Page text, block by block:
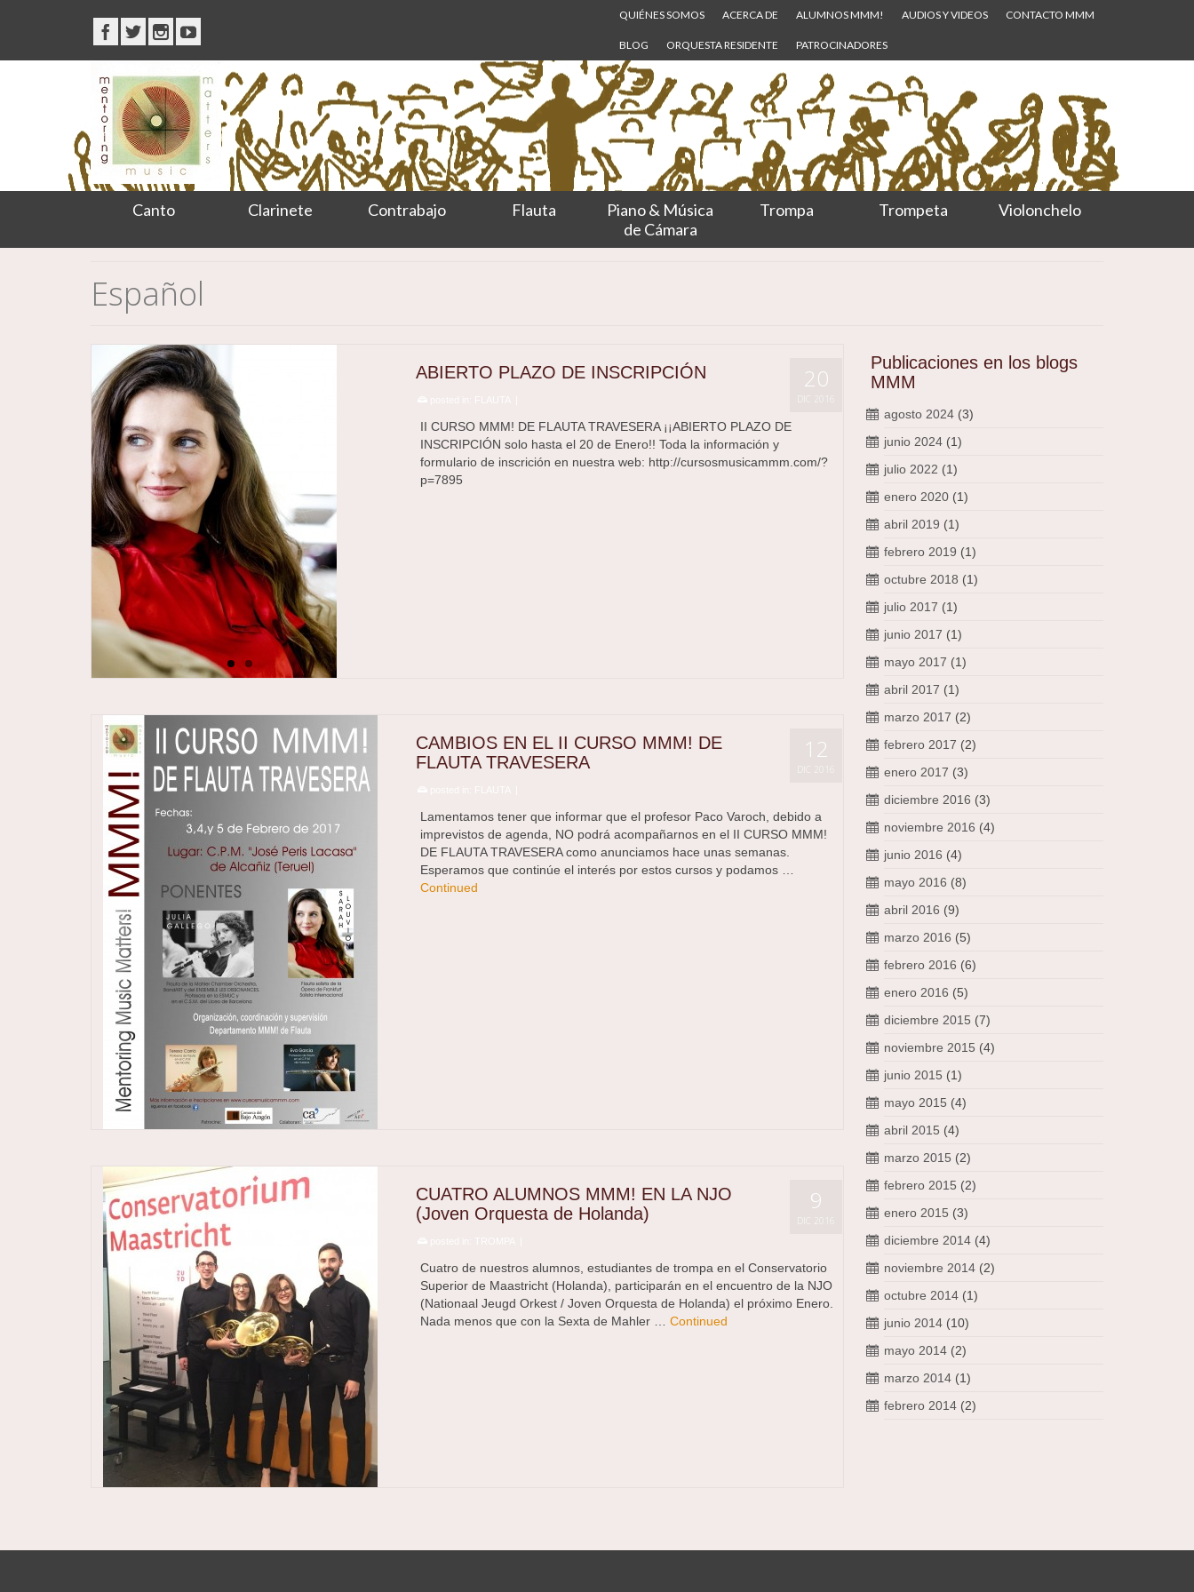
QUIÉNES SOMOS ACERCA DE ALUMNOS MMM! AUDIOS Y VIDEOS CONTACTO MMM
BLOG ORQUESTA RESIDENTE PATROCINADORES
Canto Clarinete Contrabajo Flauta
Piano & Música
de Cámara
Trompa Trompeta Violonchelo
Español
20
DIC 2016
ABIERTO PLAZO DE INSCRIPCIÓN
II CURSO MMM! DE FLAUTA TRAVESERA ¡¡ABIERTO PLAZO DE
INSCRIPCIÓN solo hasta el 20 de Enero!! Toda la información y
formulario de inscrición en nuestra web: http://cursosmusicammm.com/?
p=7895
12
DIC 2016
CAMBIOS EN EL II CURSO MMM! DE
FLAUTA TRAVESERA
Lamentamos tener que informar que el profesor Paco Varoch, debido a
imprevistos de agenda, NO podrá acompañarnos en el II CURSO MMM!
DE FLAUTA TRAVESERA como anunciamos hace unas semanas.
Esperamos que continúe el interés por estos cursos y podamos …
Continued
9
DIC 2016
CUATRO ALUMNOS MMM! EN LA NJO
(Joven Orquesta de Holanda)
Cuatro de nuestros alumnos, estudiantes de trompa en el Conservatorio
Superior de Maastricht (Holanda), participarán en el encuentro de la NJO
(Nationaal Jeugd Orkest / Joven Orquesta de Holanda) el próximo Enero.
Nada menos que con la Sexta de Mahler … Continued
Publicaciones en los blogs
MMM
agosto 2024(3)
junio 2024(1)
julio 2022 (1)
enero 2020(1)
abril 2019 (1)
febrero 2019 (1)
octubre 2018 (1)
julio 2017 (1)
junio 2017 (1)
mayo 2017 (1)
abril 2017 (1)
marzo 2017 (2)
febrero 2017 (2)
enero 2017 (3)
diciembre 2016 (3)
noviembre 2016 (4)
junio 2016 (4)
mayo 2016 (8)
abril 2016 (9)
marzo 2016 (5)
febrero 2016 (6)
enero 2016 (5)
diciembre 2015 (7)
noviembre 2015 (4)
junio 2015 (1)
mayo 2015 (4)
abril 2015 (4)
marzo 2015 (2)
febrero 2015 (2)
enero 2015 (3)
diciembre 2014(4)
noviembre 2014(2)
octubre 2014(1)
junio 2014(10)
mayo 2014(2)
marzo 2014(1)
febrero 2014(2)